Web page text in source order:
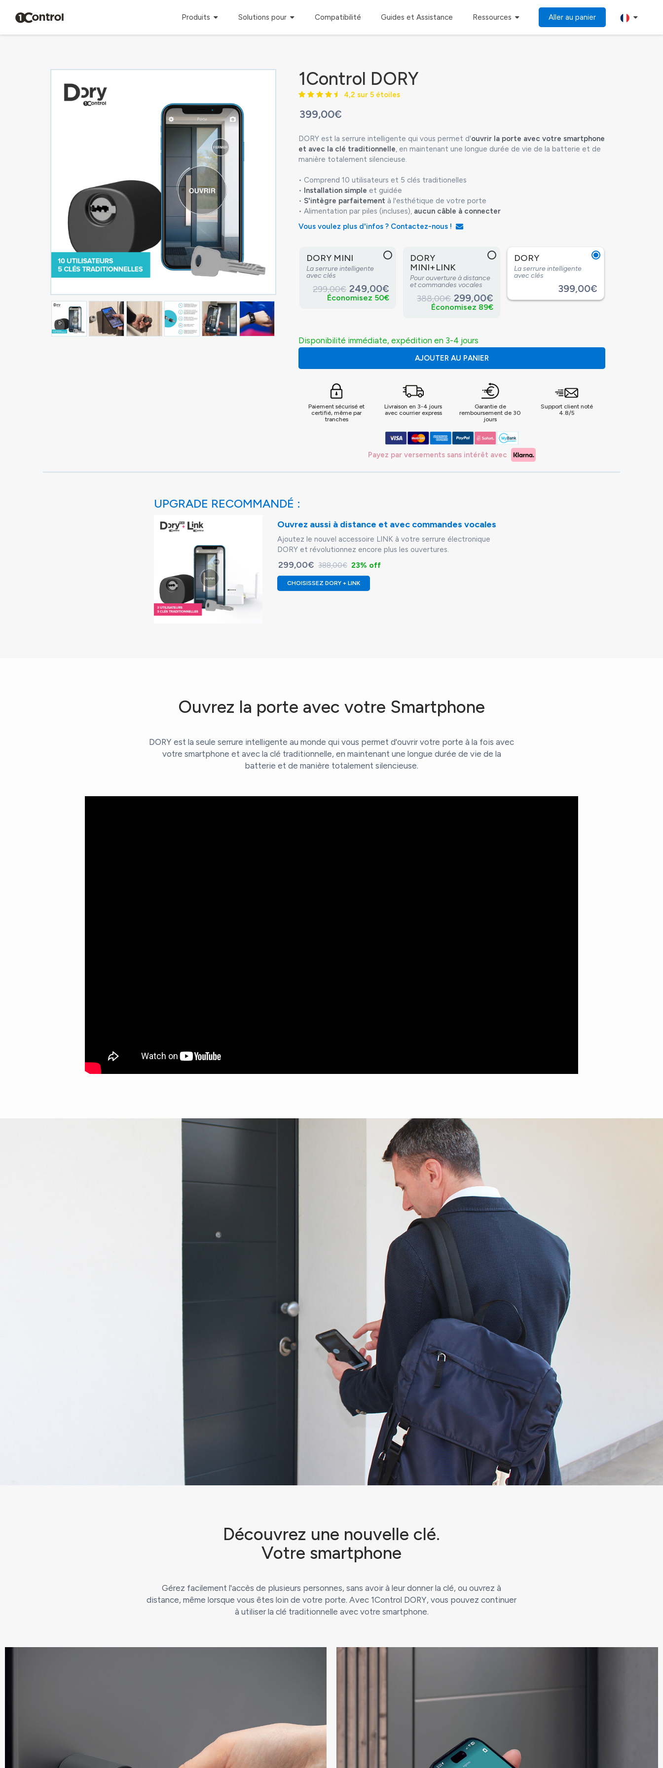
Produits Solutions pour Compatibilité Guides et Assistance Ressources Aller au panier
1Control DORY
4,2 sur 5 étoiles
399,00€
DORY est la serrure intelligente qui vous permet d'ouvrir la porte avec votre smartphone
et avec la clé traditionnelle, en maintenant une longue durée de vie de la batterie et de
manière totalement silencieuse.
• Comprend 10 utilisateurs et 5 clés traditionelles
• Installation simple et guidée
• S'intègre parfaitement à l'esthétique de votre porte
• Alimentation par piles (incluses), aucun câble à connecter
Vous voulez plus d'infos ? Contactez-nous !
DORY MINI
La serrure intelligente
avec clés
299,00€ 249,00€
Économisez 50€
DORY
MINI+LINK
Pour ouverture à distance
et commandes vocales
388,00€ 299,00€
Économisez 89€
DORY
La serrure intelligente
avec clés
399,00€
Disponibilité immédiate, expédition en 3-4 jours
AJOUTER AU PANIER
Paiement sécurisé et
certifié, même par
tranches
Livraison en 3-4 jours
avec courrier express
Garantie de
remboursement de 30
jours
Support client noté
4.8/5
Payez par versements sans intérêt avec
UPGRADE RECOMMANDÉ :
Ouvrez aussi à distance et avec commandes vocales
Ajoutez le nouvel accessoire LINK à votre serrure électronique
DORY et révolutionnez encore plus les ouvertures.
299,00€ 388,00€ 23% off
CHOISISSEZ DORY + LINK
Ouvrez la porte avec votre Smartphone
DORY est la seule serrure intelligente au monde qui vous permet d'ouvrir votre porte à la fois avec
votre smartphone et avec la clé traditionnelle, en maintenant une longue durée de vie de la
batterie et de manière totalement silencieuse.
Découvrez une nouvelle clé.
Votre smartphone
Gérez facilement l'accès de plusieurs personnes, sans avoir à leur donner la clé, ou ouvrez à
distance, même lorsque vous êtes loin de votre porte. Avec 1Control DORY, vous pouvez continuer
à utiliser la clé traditionnelle avec votre smartphone.